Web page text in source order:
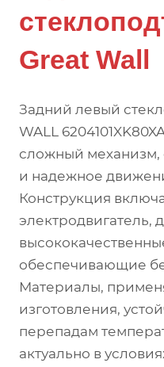
Great Wall
Задний левый
WALL
сложный механизм,
и надежное
Конструкция
электродвигатель,
обеспечивающие
Материалы,
изготовления,
перепадам
актуально в